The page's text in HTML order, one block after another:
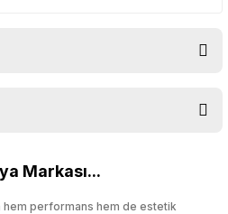
Markası...
hem performans hem de estetik